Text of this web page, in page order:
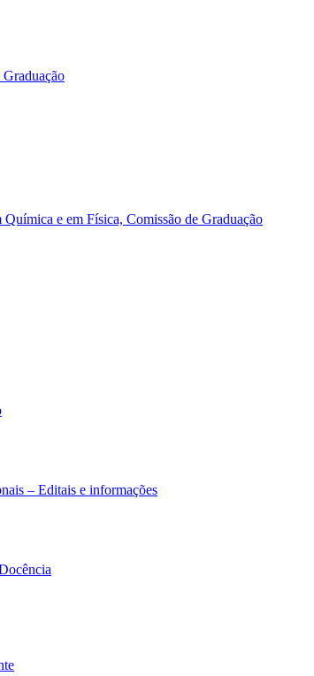
e em Física, Comissão de Graduação
– Editais e informações